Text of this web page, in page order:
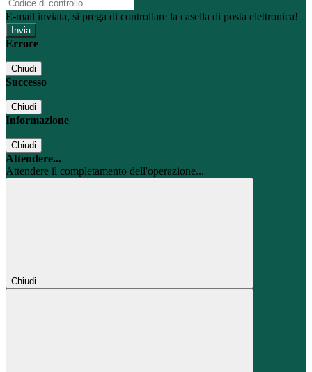
E-mail inviata, si prega di controllare la casella di posta elettronica!
Errore
Chiudi
Successo
Chiudi
Informazione
Chiudi
Attendere...
Attendere il completamento dell'operazione...
Chiudi